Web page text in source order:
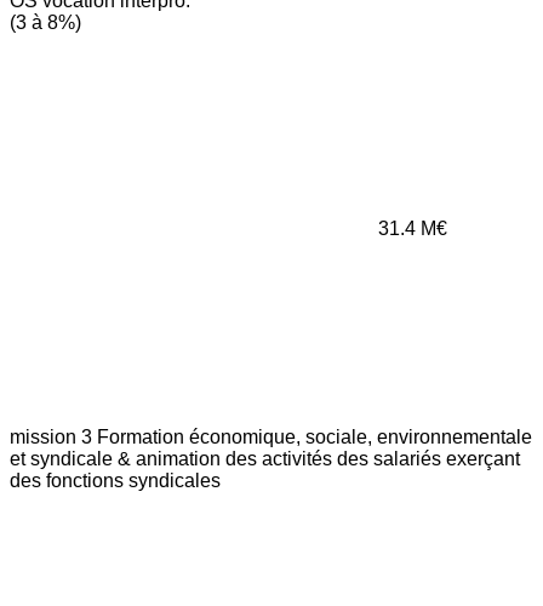
(3 à 8%)
31.4 M€
mission 3 Formation économique, sociale, environnementale
et syndicale & animation des activités des salariés exerçant
des fonctions syndicales